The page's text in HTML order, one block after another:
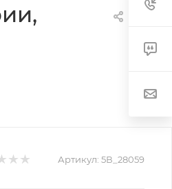
Артикул: 5В_28059